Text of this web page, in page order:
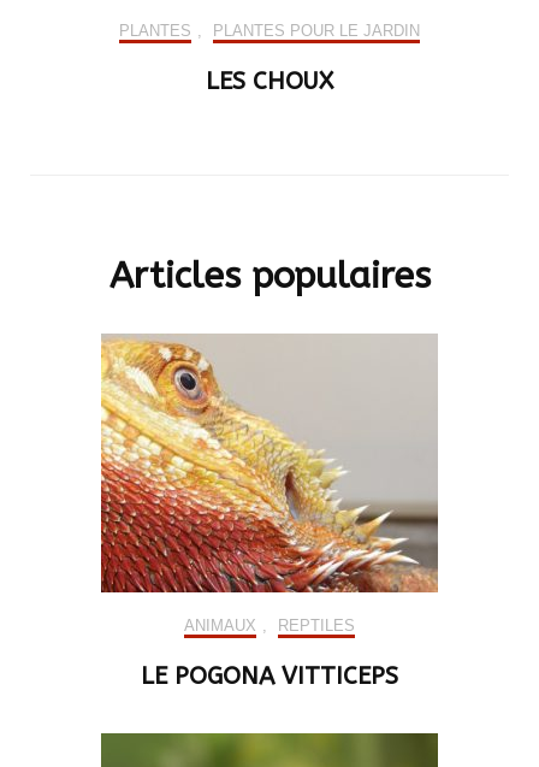
PLANTES PLANTES POUR LE JARDIN
LES CHOUX
Articles populaires
ANIMAUX REPTILES
LE POGONA VITTICEPS